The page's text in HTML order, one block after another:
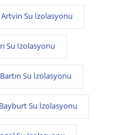
Artvin Su İzolasyonu
Su İzolasyonu
Bartın Su İzolasyonu
Bayburt Su İzolasyonu